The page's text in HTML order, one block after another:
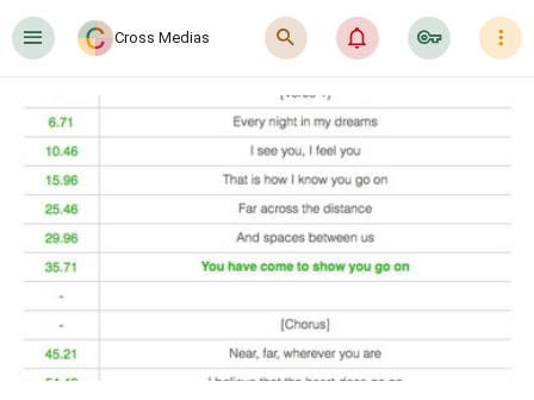
󰍜 Cross Medias 󰍉 󰂜 󰷖 󰇙